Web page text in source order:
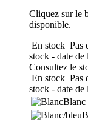
Cliquez sur le
disponible.
En stock Pas
stock - date
Consultez le
En stock Pas
stock - date
Blanc